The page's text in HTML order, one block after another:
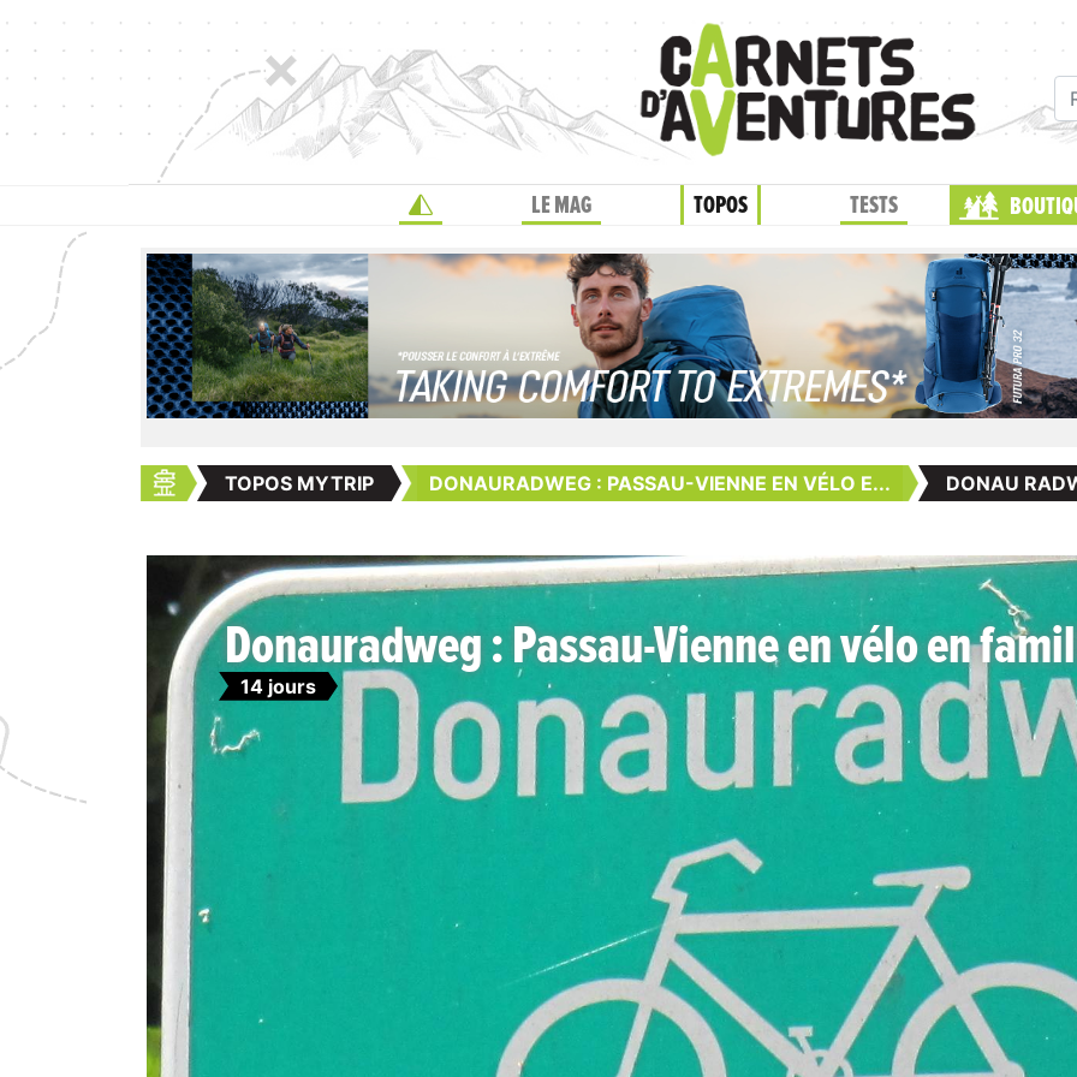
LE MAG TOPOS TESTS
TOPOS MYTRIP DONAURADWEG : PASSAU-VIENNE EN VÉLO E... DONAU
Donauradweg : Passau-Vienne en vélo en
14 jours